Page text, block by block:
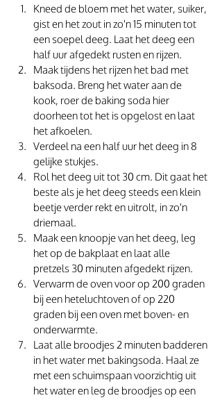
Kneed de bloem met het water, suiker,
gist en het zout in zo'n 15 minuten tot
een soepel deeg. Laat het deeg een
half uur afgedekt rusten en rijzen.
Maak tijdens het rijzen het bad met
baksoda. Breng het water aan de
kook, roer de baking soda hier
doorheen tot het is opgelost en laat
het afkoelen.
Verdeel na een half uur het deeg in 8
gelijke stukjes.
Rol het deeg uit tot 30 cm. Dit gaat het
beste als je het deeg steeds een klein
beetje verder rekt en uitrolt, in zo'n
driemaal.
Maak een knoopje van het deeg, leg
het op de bakplaat en laat alle
pretzels 30 minuten afgedekt rijzen.
Verwarm de oven voor op 200 graden
bij een heteluchtoven of op 220
graden bij een oven met boven- en
onderwarmte.
Laat alle broodjes 2 minuten badderen
in het water met bakingsoda. Haal ze
met een schuimspaan voorzichtig uit
het water en leg de broodjes op een